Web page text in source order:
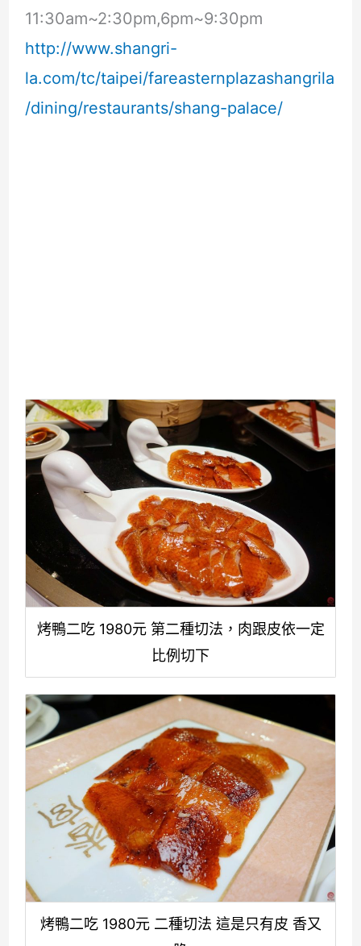
11:30am~2:30pm,6pm~9:30pm
http://www.shangri-
la.com/tc/taipei/fareasternplazashangrila
/dining/restaurants/shang-palace/
烤鴨二吃 1980元 第二種切法，肉跟皮依一定
比例切下
烤鴨二吃 1980元 二種切法 這是只有皮 香又